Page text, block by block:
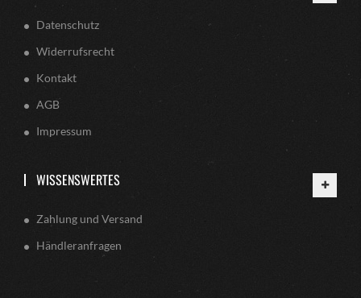
Datenschutz
Widerrufsrecht
Kontakt
AGB
Impressum
WISSENSWERTES
Zahlung und Versand
Händleranfragen